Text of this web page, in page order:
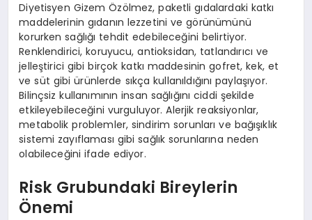
Diyetisyen Gizem Özölmez, paketli gıdalardaki katkı
maddelerinin gıdanın lezzetini ve görünümünü
korurken sağlığı tehdit edebileceğini belirtiyor.
Renklendirici, koruyucu, antioksidan, tatlandırıcı ve
jelleştirici gibi birçok katkı maddesinin gofret, kek, et
ve süt gibi ürünlerde sıkça kullanıldığını paylaşıyor.
Bilinçsiz kullanımının insan sağlığını ciddi şekilde
etkileyebileceğini vurguluyor. Alerjik reaksiyonlar,
metabolik problemler, sindirim sorunları ve bağışıklık
sistemi zayıflaması gibi sağlık sorunlarına neden
olabileceğini ifade ediyor.
Risk Grubundaki Bireylerin
Önemi